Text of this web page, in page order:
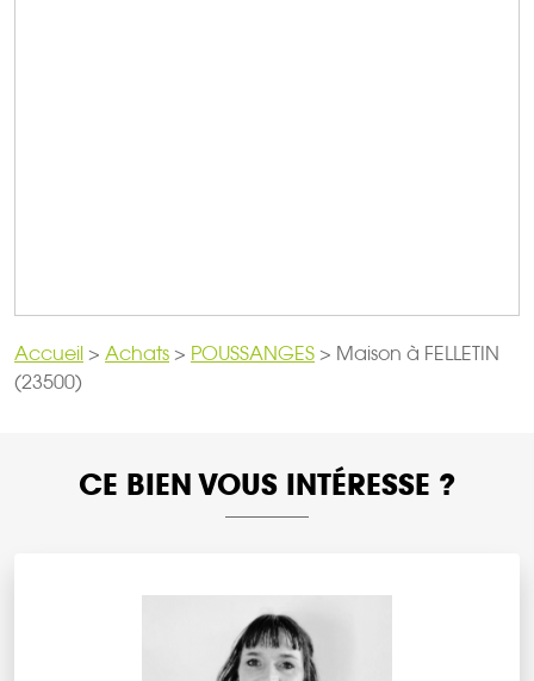
Accueil > Achats > POUSSANGES > Maison à FELLETIN
(23500)
CE BIEN VOUS INTÉRESSE ?